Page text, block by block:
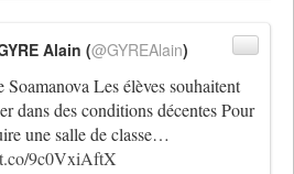
Soamanova Les élèves souhaitent
dans des conditions décentes Pour
une salle de classe…
9c0VxiAftX
Alain (@GYREAlain)